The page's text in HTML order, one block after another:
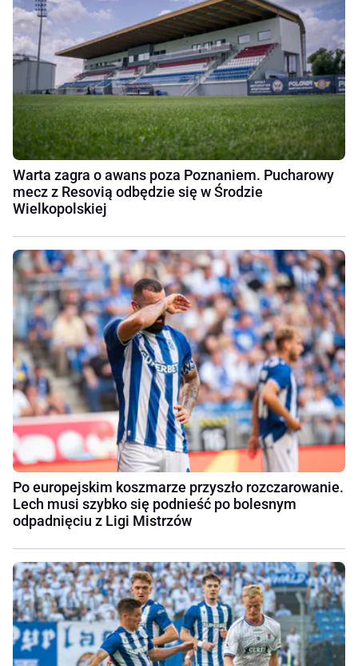
Warta zagra o awans poza Poznaniem. Pucharowy
mecz z Resovią odbędzie się w Środzie
Wielkopolskiej
Po europejskim koszmarze przyszło rozczarowanie.
Lech musi szybko się podnieść po bolesnym
odpadnięciu z Ligi Mistrzów